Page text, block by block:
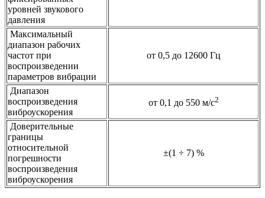
уровней звукового
давления
Максимальный
диапазон рабочих
частот при
воспроизведении
параметров вибрации
от 0,5 до 12600 Гц
Диапазон
воспроизведения
виброускорения
от 0,1 до 550 м/с2
Доверительные
границы
относительной
погрешности
воспроизведения
виброускорения
±(1 ÷ 7) %